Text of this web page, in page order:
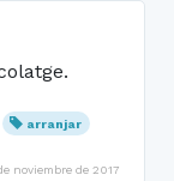
arranjar
noviembre de 2017